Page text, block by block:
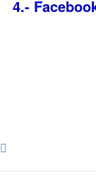
4.-